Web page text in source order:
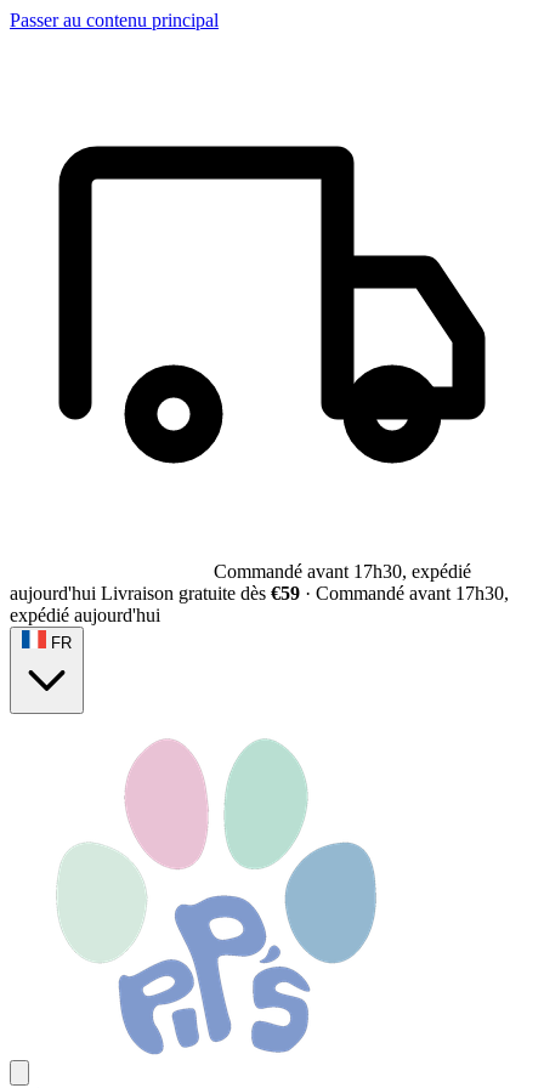
Passer au contenu principal
Commandé avant 17h30, expédié
aujourd'hui Livraison gratuite dès €59 · Commandé avant 17h30,
expédié aujourd'hui
FR